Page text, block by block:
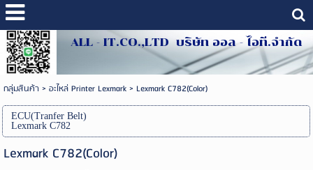
ALL - IT.CO.,LTD บริษัท ออล - ไอที.จำกัด
กลุ่มสินค้า > อะไหล่ Printer Lexmark> Lexmark C782(Color)
ECU(Tranfer Belt)
Lexmark C782
Lexmark C782(Color)